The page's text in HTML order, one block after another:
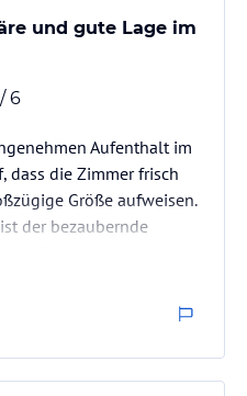
Angebotsdetails
des
und gute Lage im
/ 6
Aufenthalt im
dass die Zimmer frisch
Größe aufweisen.
der bezaubernde
durchdacht gestaltet
einen komfortablen
hat uns gefallen.